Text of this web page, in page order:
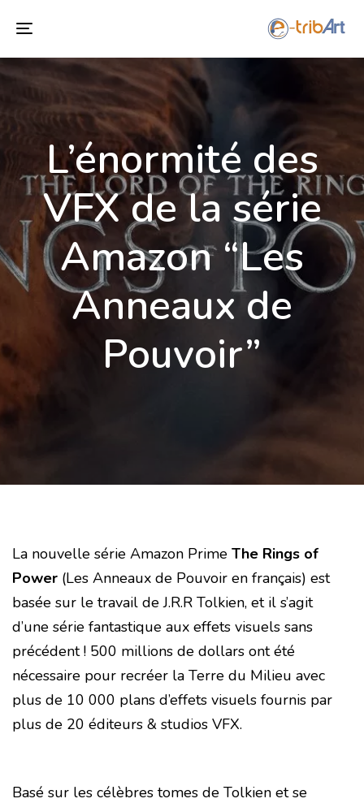
Toggle
navigation
L’énormité des
VFX de la série
Amazon “Les
Anneaux de
Pouvoir”
La nouvelle série Amazon Prime The Rings of
Power (Les Anneaux de Pouvoir en français) est
basée sur le travail de J.R.R Tolkien, et il s’agit
d’une série fantastique aux effets visuels sans
précédent ! 500 millions de dollars ont été
nécessaire pour recréer la Terre du Milieu avec
plus de 10 000 plans d’effets visuels fournis par
plus de 20 éditeurs & studios VFX.
Basé sur les célèbres tomes de Tolkien et se